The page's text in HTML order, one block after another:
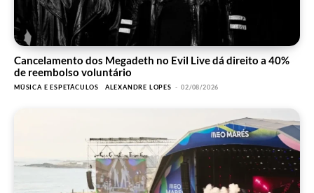
Cancelamento dos Megadeth no Evil Live dá direito a 40%
de reembolso voluntário
MÚSICA E ESPETÁCULOS ALEXANDRE LOPES - 02/08/2026